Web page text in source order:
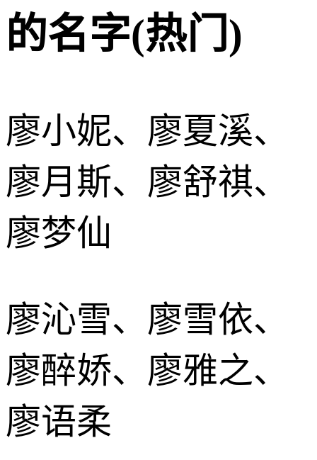
的名字(热门)
廖小妮、廖夏溪、
廖月斯、廖舒祺、
廖梦仙
廖沁雪、廖雪依、
廖醉娇、廖雅之、
廖语柔